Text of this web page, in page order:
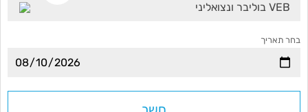
VEB בוליבר ונצואליני
בחר תאריך